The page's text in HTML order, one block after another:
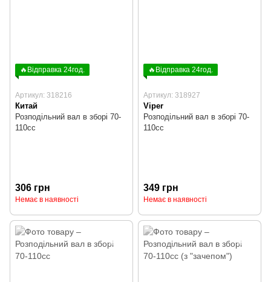
🔥Відправка 24год.
Артикул: 318216
Китай
Розподільний вал в зборі 70-
110cc
306 грн
Немає в наявності
🔥Відправка 24год.
Артикул: 318927
Viper
Розподільний вал в зборі 70-
110cc
349 грн
Немає в наявності